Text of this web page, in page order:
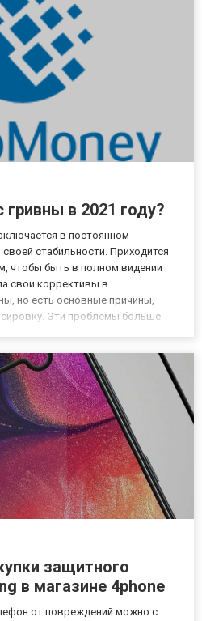
гривны в 2021 году?
в постоянном
стабильности. Приходится
чтобы быть в полном видении
свои коррективы в
но есть основные причины,
Эти проблемы больше
защитного
в магазине 4phone
от повреждений можно с